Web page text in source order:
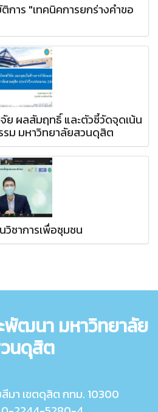
การ "เทคนิคการยกร่างคำขอ
ย ผลสัมฤทธิ์ และตัวชี้วัดจุดเน้น
รม มหาวิทยาลัยสวนดุสิต
ชาการเพื่อชุมชน
พัฒนา มหาวิทยาลัย
นดุสิต
มา เขตดุสิต กทม. 10300